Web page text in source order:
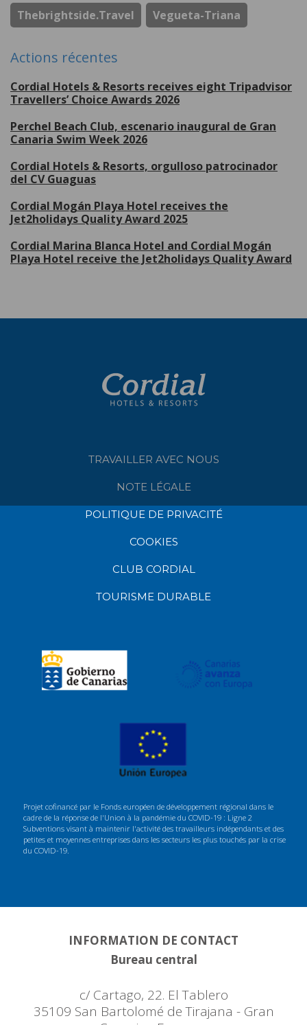
Thebrightside.travel
Vegueta-Triana
Actions récentes
Cordial Hotels & Resorts receives eight Tripadvisor
Travellers’ Choice Awards 2026
Perchel Beach Club, escenario inaugural de Gran
Canaria Swim Week 2026
Cordial Hotels & Resorts, orgulloso patrocinador
del CV Guaguas
Cordial Mogán Playa Hotel receives the
Jet2holidays Quality Award 2025
Cordial Marina Blanca Hotel and Cordial Mogán
Playa Hotel receive the Jet2holidays Quality Award
TRAVAILLER AVEC NOUS
NOTE LÉGALE
POLITIQUE DE PRIVACITÉ
COOKIES
CLUB CORDIAL
TOURISME DURABLE
Projet cofinancé par le Fonds européen de développement régional dans le
cadre de la réponse de l'Union à la pandémie du COVID-19 : Ligne 2
Subventions visant à maintenir l'activité des travailleurs indépendants et des
petites et moyennes entreprises dans les secteurs les plus touchés par la crise
du COVID-19.
INFORMATION DE CONTACT
Bureau central
c/ Cartago, 22. El Tablero
35109 San Bartolomé de Tirajana - Gran